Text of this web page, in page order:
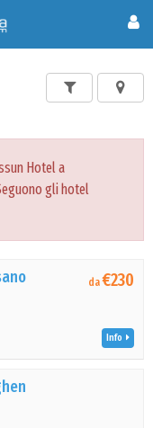
Hotel a
gli hotel
da€230
Info